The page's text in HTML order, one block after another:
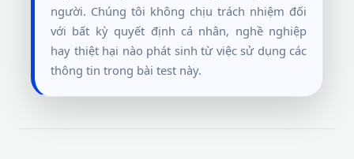
người. Chúng tôi không chịu trách nhiệm đối
với bất kỳ quyết định cá nhân, nghề nghiệp
hay thiệt hại nào phát sinh từ việc sử dụng các
thông tin trong bài test này.